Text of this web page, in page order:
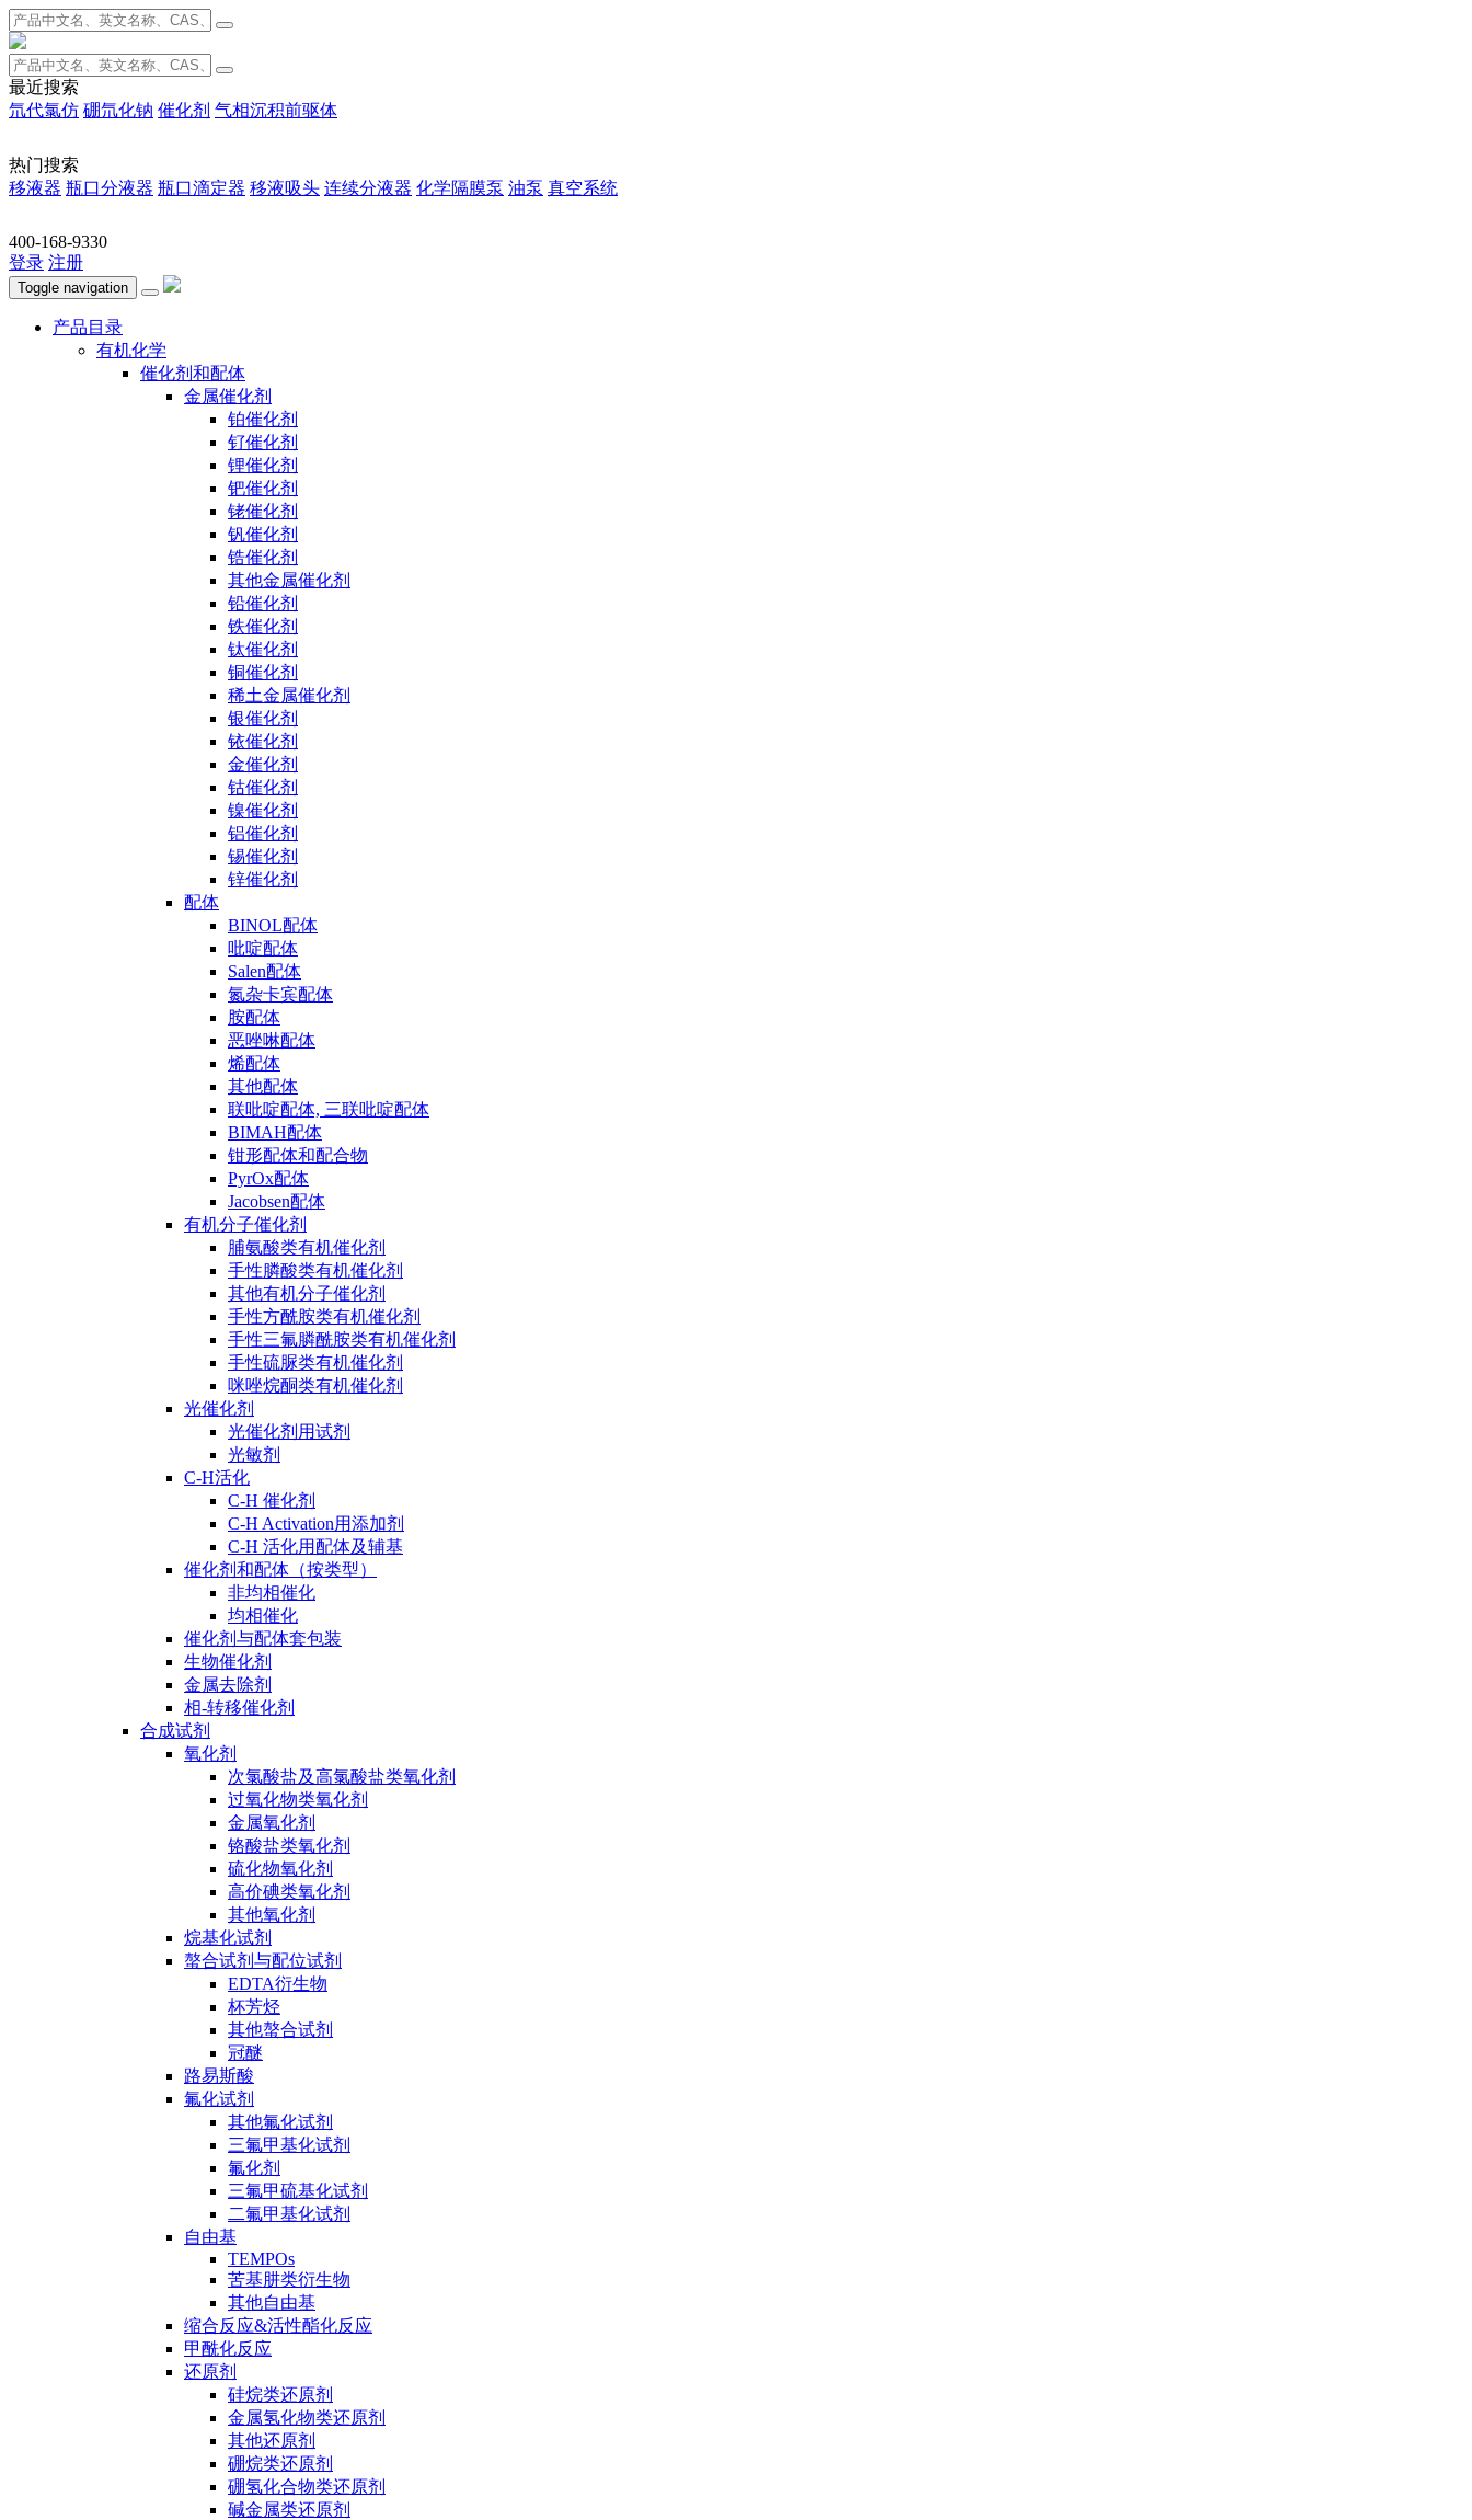
最近搜索
氘代氯仿 硼氘化钠 催化剂 气相沉积前驱体
热门搜索
移液器 瓶口分液器 瓶口滴定器 移液吸头 连续分液器 化学隔膜泵 油泵 真空系统
400-168-9330
登录 注册
Toggle navigation
产品目录
有机化学
催化剂和配体
金属催化剂
铂催化剂
钌催化剂
锂催化剂
钯催化剂
铑催化剂
钒催化剂
锆催化剂
其他金属催化剂
铅催化剂
铁催化剂
钛催化剂
铜催化剂
稀土金属催化剂
银催化剂
铱催化剂
金催化剂
钴催化剂
镍催化剂
铝催化剂
锡催化剂
锌催化剂
配体
BINOL配体
吡啶配体
Salen配体
氮杂卡宾配体
胺配体
恶唑啉配体
烯配体
其他配体
联吡啶配体, 三联吡啶配体
BIMAH配体
钳形配体和配合物
PyrOx配体
Jacobsen配体
有机分子催化剂
脯氨酸类有机催化剂
手性膦酸类有机催化剂
其他有机分子催化剂
手性方酰胺类有机催化剂
手性三氟膦酰胺类有机催化剂
手性硫脲类有机催化剂
咪唑烷酮类有机催化剂
光催化剂
光催化剂用试剂
光敏剂
C-H活化
C-H 催化剂
C-H Activation用添加剂
C-H 活化用配体及辅基
催化剂和配体（按类型）
非均相催化
均相催化
催化剂与配体套包装
生物催化剂
金属去除剂
相-转移催化剂
合成试剂
氧化剂
次氯酸盐及高氯酸盐类氧化剂
过氧化物类氧化剂
金属氧化剂
铬酸盐类氧化剂
硫化物氧化剂
高价碘类氧化剂
其他氧化剂
烷基化试剂
螯合试剂与配位试剂
EDTA衍生物
杯芳烃
其他螯合试剂
冠醚
路易斯酸
氟化试剂
其他氟化试剂
三氟甲基化试剂
氟化剂
三氟甲硫基化试剂
二氟甲基化试剂
自由基
TEMPOs
苦基肼类衍生物
其他自由基
缩合反应&活性酯化反应
甲酰化反应
还原剂
硅烷类还原剂
金属氢化物类还原剂
其他还原剂
硼烷类还原剂
硼氢化合物类还原剂
碱金属类还原剂